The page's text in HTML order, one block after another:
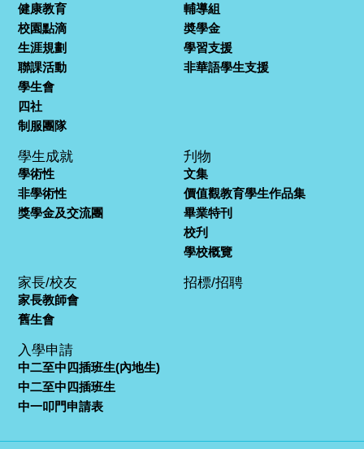
健康教育
校園點滴
生涯規劃
聯課活動
學生會
四社
制服團隊
輔導組
奬學金
學習支援
非華語學生支援
學生成就
學術性
非學術性
獎學金及交流團
刋物
文集
價值觀教育學生作品集
畢業特刊
校刋
學校概覽
家長/校友
家長教師會
舊生會
招標/招聘
入學申請
中二至中四插班生(內地生)
中二至中四插班生
中一叩門申請表